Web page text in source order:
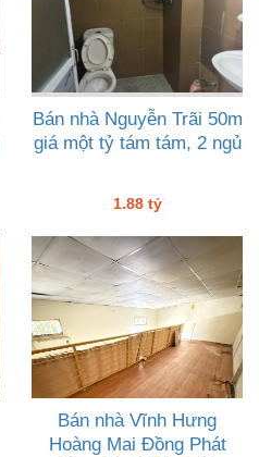
Bán nhà Nguyễn Trãi 50m
giá một tỷ tám tám, 2 ngủ
1.88 tỷ
Bán nhà Vĩnh Hưng
Hoàng Mai Đồng Phát